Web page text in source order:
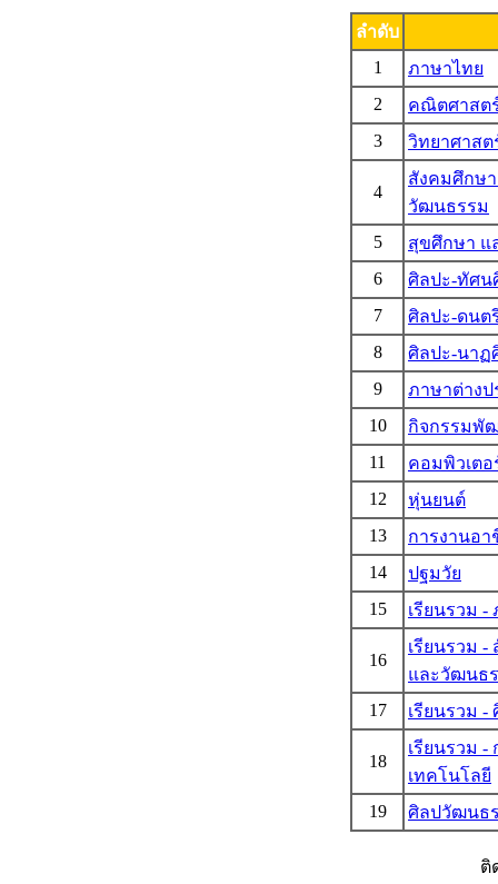
ลำดับ
1
ภาษาไทย
2
คณิตศาสต
3
วิทยาศาสต
4
สังคมศึกษ
วัฒนธรรม
5
สุขศึกษา แ
6
ศิลปะ-ทัศน
7
ศิลปะ-ดนต
8
ศิลปะ-นาฏ
9
ภาษาต่างป
10
กิจกรรมพั
11
คอมพิวเตอ
12
หุ่นยนต์
13
การงานอา
14
ปฐมวัย
15
เรียนรวม -
16
เรียนรวม
และวัฒนธ
17
เรียนรวม -
18
เรียนรวม -
เทคโนโลยี
19
ศิลปวัฒนธ
ติ